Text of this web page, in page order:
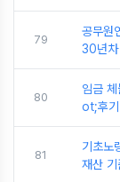
79
공무원
30년차
80
임금
ot;후기
81
기초노
재산 기